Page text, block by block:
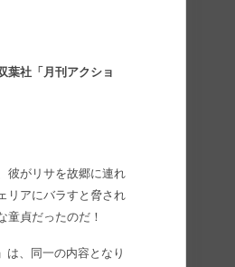
葉社「月刊アクショ
彼がリサを故郷に連れ
リアにバラすと脅され
童貞だったのだ！
は、同一の内容となり